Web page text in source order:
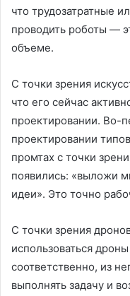
что трудозатратные
проводить роботы —
объеме.
С точки зрения
что его сейчас
проектировании. Во-
проектировании
промтах с точки
появились: «выложи
идеи». Это точно
С точки зрения
использоваться
соответственно, из
выполнять задачу и